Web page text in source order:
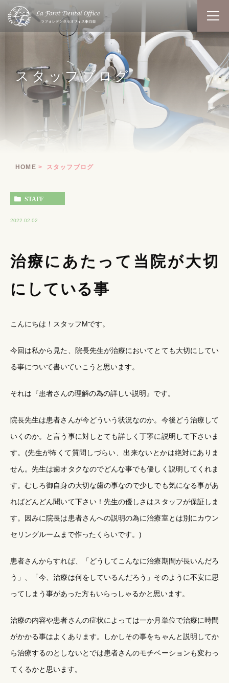
スタッフブログ
HOME スタッフブログ
STAFF
2022.02.02
治療にあたって当院が大切
にしている事
こんにちは！スタッフMです。
今回は私から見た、
院長先生が治療においてとても大切にしてい
る事について書いていこうと思います。
それは『患者さんの理解の為の詳しい説明』です。
院長先生は患者さんが今どういう状況なのか。今後どう治療して
いくのか。と言う事に対しとても詳しく丁寧に説明して下さいま
す。(先生が怖くて質問しづらい、出来ないとかは絶対にありま
せん。先生は歯オタクなのでどんな事でも優しく説明してくれま
す。むしろ御自身の大切な歯の事なので少しでも気になる事があ
ればどんどん聞いて下さい！先生の優しさはスタッフが保証しま
す。因みに院長は患者さんへの説明の為に治療室とは別にカウン
セリングルームまで作ったくらいです。)
患者さんからすれば、「どうしてこんなに治療期間が長いんだろ
う」、「今、治療は何をしているんだろう」そのように不安に思
ってしまう事があった方もいらっしゃるかと思います。
治療の内容や患者さんの症状によっては一か月単位で治療に時間
がかかる事はよくあります。しかしその事をちゃんと説明してか
ら治療するのとしないとでは患者さんのモチベーションも変わっ
てくるかと思います。